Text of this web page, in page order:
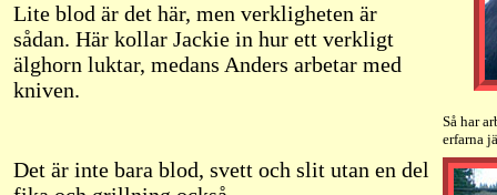
Lite blod är det här, men verkligheten är
sådan. Här kollar Jackie in hur ett verkligt
älghorn luktar, medans Anders arbetar med
kniven.
Så har
erfarna
Det är inte bara blod, svett och slit utan en del